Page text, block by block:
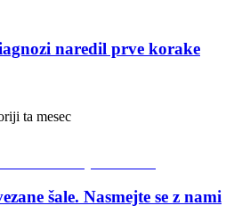
naredil prve korake
ta mesec
šale. Nasmejte se z nami